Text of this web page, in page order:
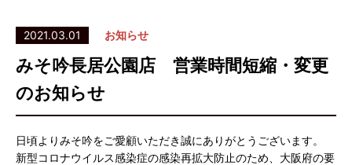
2021.03.01 お知らせ
みそ吟長居公園店 営業時間短縮・変更
のお知らせ
日頃よりみそ吟をご愛顧いただき誠にありがとうございます。
新型コロナウイルス感染症の感染再拡大防止のため、大阪府の要